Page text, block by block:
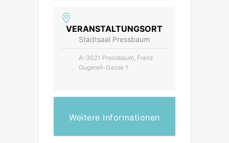
VERANSTALTUNGSORT
Stadtsaal Pressbaum
A-3021 Pressbaum, Franz
Gugerell-Gasse 1
Weitere Informationen